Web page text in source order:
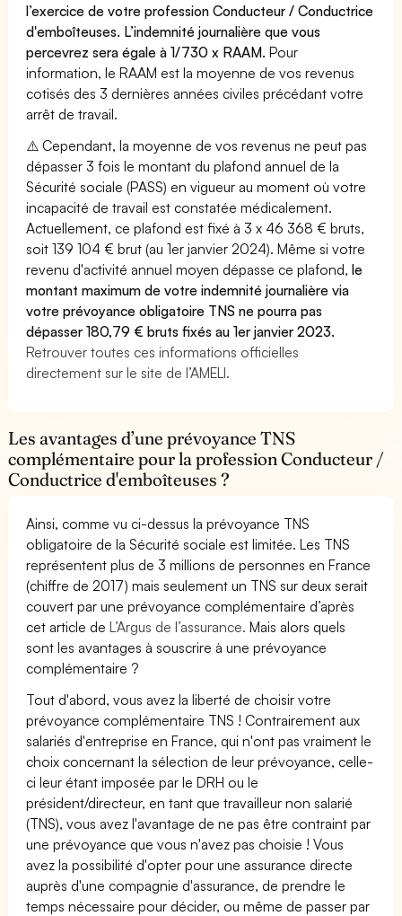
l’exercice de votre profession Conducteur / Conductrice
d'emboîteuses. L’indemnité journalière que vous
percevrez sera égale à 1/730 x RAAM. Pour
information, le RAAM est la moyenne de vos revenus
cotisés des 3 dernières années civiles précédant votre
arrêt de travail.
⚠️ Cependant, la moyenne de vos revenus ne peut pas
dépasser 3 fois le montant du plafond annuel de la
Sécurité sociale (PASS) en vigueur au moment où votre
incapacité de travail est constatée médicalement.
Actuellement, ce plafond est fixé à 3 x 46 368 € bruts,
soit 139 104 € brut (au 1er janvier 2024). Même si votre
revenu d'activité annuel moyen dépasse ce plafond,le
montant maximum de votre indemnité journalière via
votre prévoyance obligatoire TNS ne pourra pas
dépasser 180,79 € bruts fixés au 1er janvier 2023.
Retrouver toutes ces informations officielles
directement sur le site de l’AMELI.
Les avantages d’une prévoyance TNS
complémentaire pour la profession Conducteur /
Conductrice d'emboîteuses ?
Ainsi, comme vu ci-dessus la prévoyance TNS
obligatoire de la Sécurité sociale est limitée. Les TNS
représentent plus de 3 millions de personnes en France
(chiffre de 2017) mais seulement un TNS sur deux serait
couvert par une prévoyance complémentaire d’après
cet article deL’Argus de l’assurance. Mais alors quels
sont les avantages à souscrire à une prévoyance
complémentaire ?
Tout d'abord, vous avez la liberté de choisir votre
prévoyance complémentaire TNS ! Contrairement aux
salariés d'entreprise en France, qui n'ont pas vraiment le
choix concernant la sélection de leur prévoyance, celle-
ci leur étant imposée par le DRH ou le
président/directeur, en tant que travailleur non salarié
(TNS), vous avez l'avantage de ne pas être contraint par
une prévoyance que vous n'avez pas choisie ! Vous
avez la possibilité d'opter pour une assurance directe
auprès d'une compagnie d'assurance, de prendre le
temps nécessaire pour décider, ou même de passer par